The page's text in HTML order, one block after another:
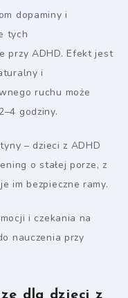
dopaminy i
tych
przy ADHD. Efekt jest
i
ruchu może
godziny.
– dzieci z ADHD
o stałej porze, z
im bezpieczne ramy.
i czekania na
nauczenia przy